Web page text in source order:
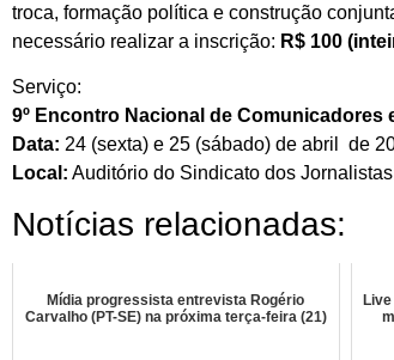
troca, formação política e construção
necessário realizar a inscrição: R$ 100
Serviço:
9º Encontro Nacional de Comunicadores
Data: 24 (sexta) e 25 (sábado) de abril de
Local: Auditório do Sindicato dos
Notícias relacionadas:
Mídia progressista entrevista Rogério
Carvalho (PT-SE) na próxima terça-feira (21)